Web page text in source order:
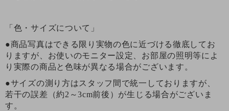
「色・サイズについて」
●商品写真はできる限り実物の色に近づける徹底してお
りますが、お使いのモニター設定、お部屋の照明等によ
り実際の商品と色味が異なる場合がございます。
●サイズの測り方はスタッフ間で統一しておりますが、
若干の誤差（約2～3cm前後）が生じる場合がございま
す。